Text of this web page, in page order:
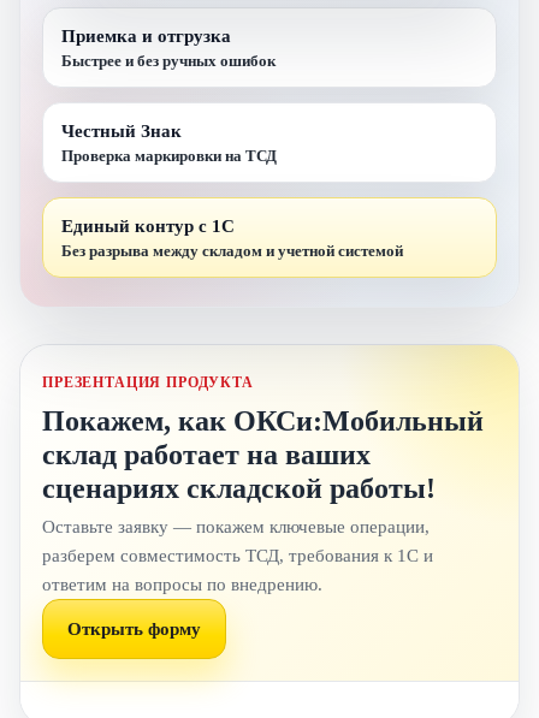
Приемка и отгрузка
Быстрее и без ручных ошибок
Честный Знак
Проверка маркировки на ТСД
Единый контур с 1С
Без разрыва между складом и учетной системой
ПРЕЗЕНТАЦИЯ ПРОДУКТА
Покажем, как ОКСи:Мобильный
склад работает на ваших
сценариях складской работы!
Оставьте заявку — покажем ключевые операции,
разберем совместимость ТСД, требования к 1С и
ответим на вопросы по внедрению.
Открыть форму